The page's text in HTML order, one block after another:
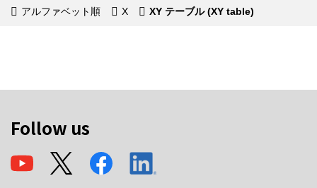
アルファベット順
X XY テーブル (XY table)
Follow us